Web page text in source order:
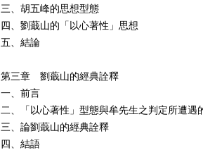
三、胡五峰的思想型態
四、劉蕺山的「以心著性」思想
五、結論
第三章 劉蕺山的經典詮釋
一、前言
二、「以心著性」型態與牟先生之判定所遭遇
三、論劉蕺山的經典詮釋
四、結語